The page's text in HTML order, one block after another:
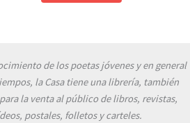
de los poetas jóvenes y en general
la Casa tiene una librería, también
la venta al público de libros, revistas,
postales, folletos y carteles.